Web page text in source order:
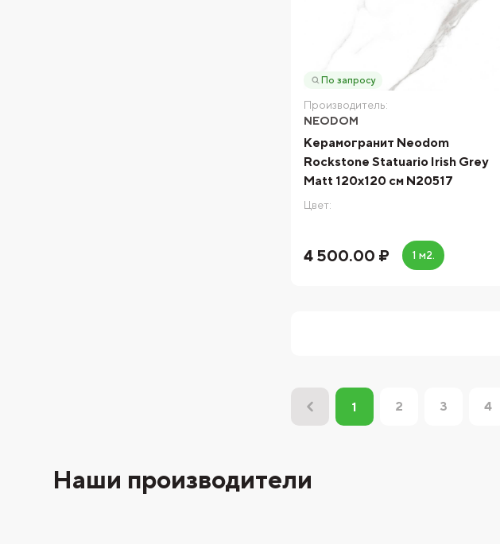
По запросу
Производитель:
NEODOM
Керамогранит Neodom
Rockstone Statuario Irish Grey
Matt 120x120 см N20517
Цвет:
4 500.00 ₽ 1 м2.
1 2 3 4
Наши производители